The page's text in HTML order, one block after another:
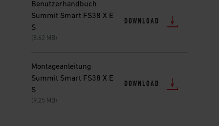
Benutzerhandbuch
Summit Smart FS38 X E
S
(8.62 MB)
DOWNLOAD
Montageanleitung
Summit Smart FS38 X E
S
(9.25 MB)
DOWNLOAD